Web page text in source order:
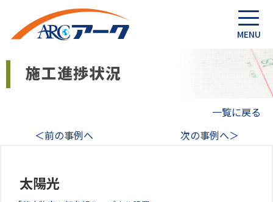
一覧に戻る
＜前の事例へ
次の事例へ＞
太陽光